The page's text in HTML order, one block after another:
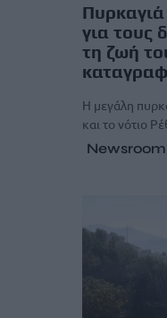
για τους
τη ζωή
Η μεγάλη
και το νότιο
Newsroom